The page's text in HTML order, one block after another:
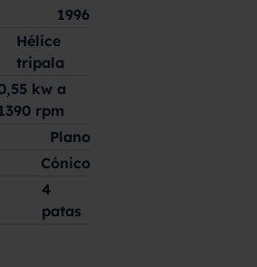
1996
Hélice
tripala
kw a
rpm
Plano
Cónico
4
patas